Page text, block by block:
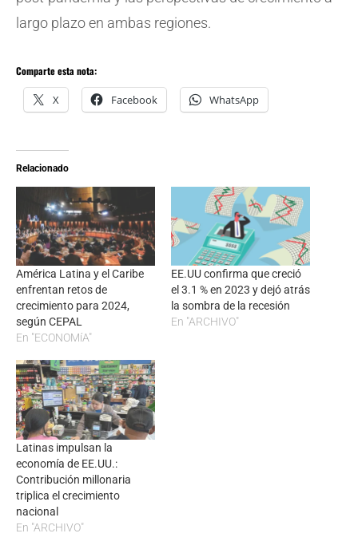
largo plazo en ambas regiones.
Comparte esta nota:
X Facebook WhatsApp
Relacionado
América Latina y el Caribe
enfrentan retos de
crecimiento para 2024,
según CEPAL
En "ECONOMíA"
EE.UU confirma que creció
el 3.1 % en 2023 y dejó atrás
la sombra de la recesión
En "ARCHIVO"
Latinas impulsan la
economía de EE.UU.:
Contribución millonaria
triplica el crecimiento
nacional
En "ARCHIVO"